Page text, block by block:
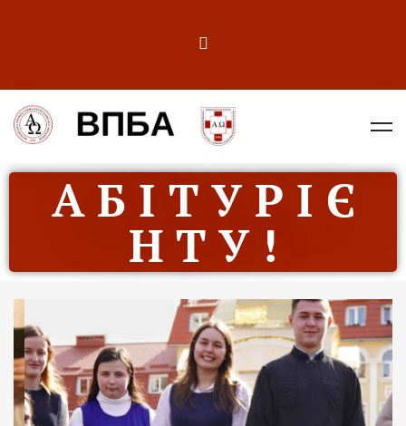
А Б І Т У Р І Є
Н Т У !